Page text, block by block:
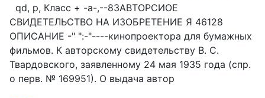
qd, р, Класс + -а-,--83АВТОРСИОЕ
СВИДЕТЕЛЬСТВО НА ИЗОБРЕТЕНИЕ Я 46128
ОПИСАНИЕ -" ":-"----кинопроектора для бумажных
фильмов. К авторскому свидетельству В. С.
Твардовского, заявленному 24 мая 1935 года (спр.
о перв. № 169951). О выдача автор